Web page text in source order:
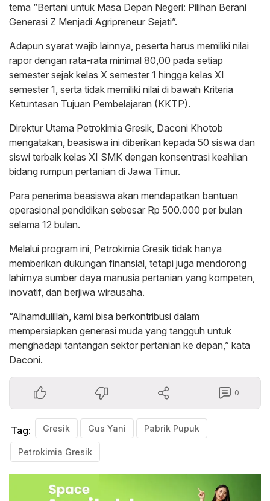
tema “Bertani untuk Masa Depan Negeri: Pilihan Berani
Generasi Z Menjadi Agripreneur Sejati”.
Adapun syarat wajib lainnya, peserta harus memiliki nilai
rapor dengan rata-rata minimal 80,00 pada setiap
semester sejak kelas X semester 1 hingga kelas XI
semester 1, serta tidak memiliki nilai di bawah Kriteria
Ketuntasan Tujuan Pembelajaran (KKTP).
Direktur Utama Petrokimia Gresik, Daconi Khotob
mengatakan, beasiswa ini diberikan kepada 50 siswa dan
siswi terbaik kelas XI SMK dengan konsentrasi keahlian
bidang rumpun pertanian di Jawa Timur.
Para penerima beasiswa akan mendapatkan bantuan
operasional pendidikan sebesar Rp 500.000 per bulan
selama 12 bulan.
Melalui program ini, Petrokimia Gresik tidak hanya
memberikan dukungan finansial, tetapi juga mendorong
lahirnya sumber daya manusia pertanian yang kompeten,
inovatif, dan berjiwa wirausaha.
“Alhamdulillah, kami bisa berkontribusi dalam
mempersiapkan generasi muda yang tangguh untuk
menghadapi tantangan sektor pertanian ke depan,” kata
Daconi.
0
Tag: Gresik Gus Yani Pabrik Pupuk
Petrokimia Gresik